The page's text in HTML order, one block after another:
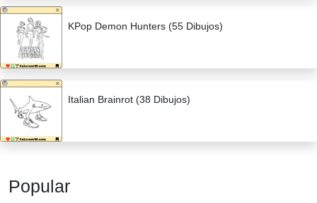
KPop Demon Hunters (55 Dibujos)
Italian Brainrot (38 Dibujos)
Popular